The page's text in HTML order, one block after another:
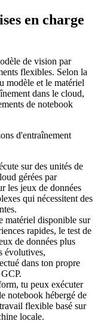
en charge
de vision par
flexibles. Selon la
modèle et le matériel
dans le cloud,
de notebook
d'entraînement
sur des unités de
gérées par
les jeux de données
qui nécessitent des
matériel disponible sur
rapides, le test de
de données plus
évolutives,
dans ton propre
tu peux exécuter
notebook hébergé de
flexible basé sur
locale.